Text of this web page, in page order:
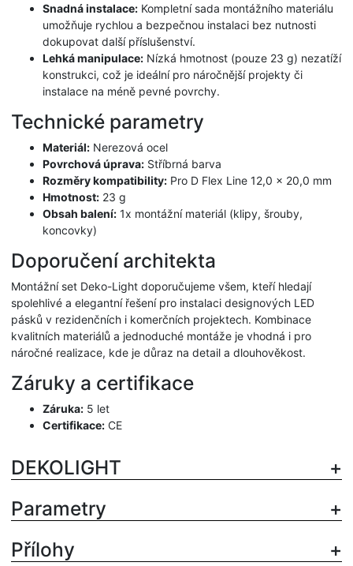
Snadná instalace: Kompletní sada montážního materiálu
umožňuje rychlou a bezpečnou instalaci bez nutnosti
dokupovat další příslušenství.
Lehká manipulace: Nízká hmotnost (pouze 23 g) nezatíží
konstrukci, což je ideální pro náročnější projekty či
instalace na méně pevné povrchy.
Technické parametry
Materiál: Nerezová ocel
Povrchová úprava: Stříbrná barva
Rozměry kompatibility: Pro D Flex Line 12,0 x 20,0 mm
Hmotnost: 23 g
Obsah balení: 1x montážní materiál (klipy, šrouby,
koncovky)
Doporučení architekta
Montážní set Deko-Light doporučujeme všem, kteří hledají
spolehlivé a elegantní řešení pro instalaci designových LED
pásků v rezidenčních i komerčních projektech. Kombinace
kvalitních materiálů a jednoduché montáže je vhodná i pro
náročné realizace, kde je důraz na detail a dlouhověkost.
Záruky a certifikace
Záruka: 5 let
Certifikace: CE
DEKOLIGHT
Parametry
Přílohy